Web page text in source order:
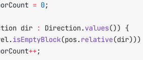
= 0;
dir : Direction.values()) {
isEmptyBlock(pos.relative
++;